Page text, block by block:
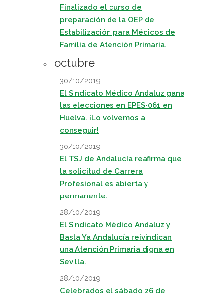
Finalizado el curso de
preparación de la OEP de
Estabilización para Médicos de
Familia de Atención Primaria.
octubre
30/10/2019
El Sindicato Médico Andaluz gana
las elecciones en EPES-061 en
Huelva. ¡Lo volvemos a
conseguir!
30/10/2019
El TSJ de Andalucía reafirma que
la solicitud de Carrera
Profesional es abierta y
permanente.
28/10/2019
El Sindicato Médico Andaluz y
Basta Ya Andalucía reivindican
una Atención Primaria digna en
Sevilla.
28/10/2019
Celebrados el sábado 26 de